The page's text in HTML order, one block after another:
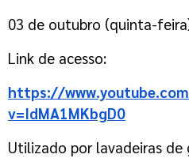
03 de outubro (quinta-
Link de acesso:
https://
v=IdMA1MKbgD0
Utilizado por lavadeiras de